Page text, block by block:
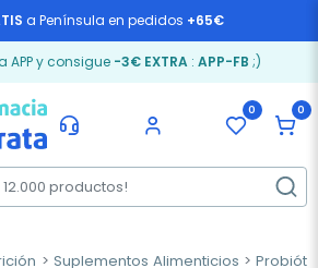
a Península en pedidos +65€
APP y consigue -3€ EXTRA: APP-FB ;)
0 0
Suplementos Alimenticios